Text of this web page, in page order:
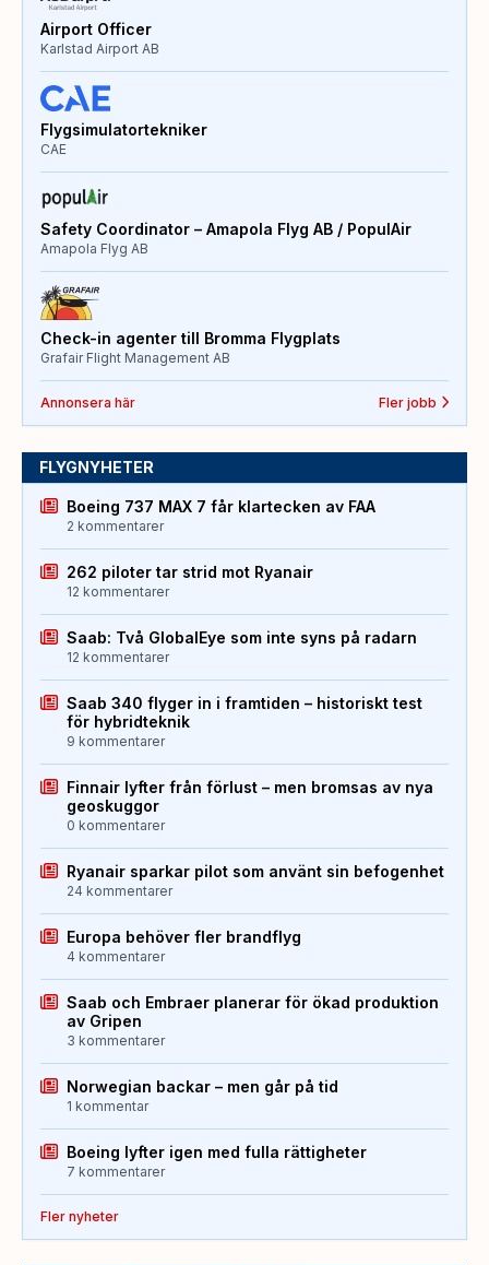
Airport Officer
Karlstad Airport AB
Flygsimulatortekniker
CAE
Safety Coordinator – Amapola Flyg AB / PopulAir
Amapola Flyg AB
Check-in agenter till Bromma Flygplats
Grafair Flight Management AB
Annonsera här Fler jobb
FLYGNYHETER
Boeing 737 MAX 7 får klartecken av FAA
2 kommentarer
262 piloter tar strid mot Ryanair
12 kommentarer
Saab: Två GlobalEye som inte syns på radarn
12 kommentarer
Saab 340 flyger in i framtiden – historiskt test
för hybridteknik
9 kommentarer
Finnair lyfter från förlust – men bromsas av nya
geoskuggor
0 kommentarer
Ryanair sparkar pilot som använt sin befogenhet
24 kommentarer
Europa behöver fler brandflyg
4 kommentarer
Saab och Embraer planerar för ökad produktion
av Gripen
3 kommentarer
Norwegian backar – men går på tid
1 kommentar
Boeing lyfter igen med fulla rättigheter
7 kommentarer
Fler nyheter